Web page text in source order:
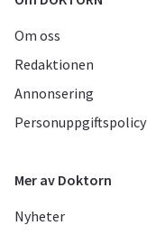
Om oss
Redaktionen
Annonsering
Personuppgiftspolicy
Mer av Doktorn
Nyheter